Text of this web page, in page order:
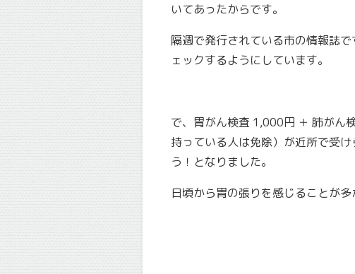
いてあったからです。
隔週で発行されている市の情報誌
ェックするようにしています。
で、胃がん検査 1,000円 ＋ 肺がん
持っている人は免除）が近所で受
う！となりました。
日頃から胃の張りを感じることが